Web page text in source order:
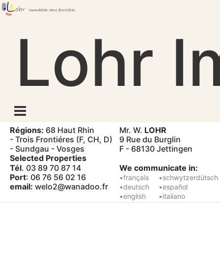
Skip
to
Lohr
Régions: 68 Haut Rhin
- Trois Frontiéres (F, CH, D)
- Sundgau - Vosges
Selected Properties
Mr. W. LOHR
9 Rue du Burglin
F - 68130 Jettingen
Tél. 03 89 70 87 14
Port: 06 76 56 02 16
email: welo2@wanadoo.fr
We communicate in:
•français
•deutsch
•english
•schwytzerdütsch
•español
•italiano